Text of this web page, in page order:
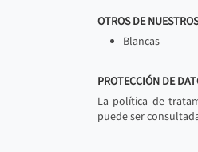
OTROS DE
Blancas
PROTECCIÓN DE
La política de
puede ser